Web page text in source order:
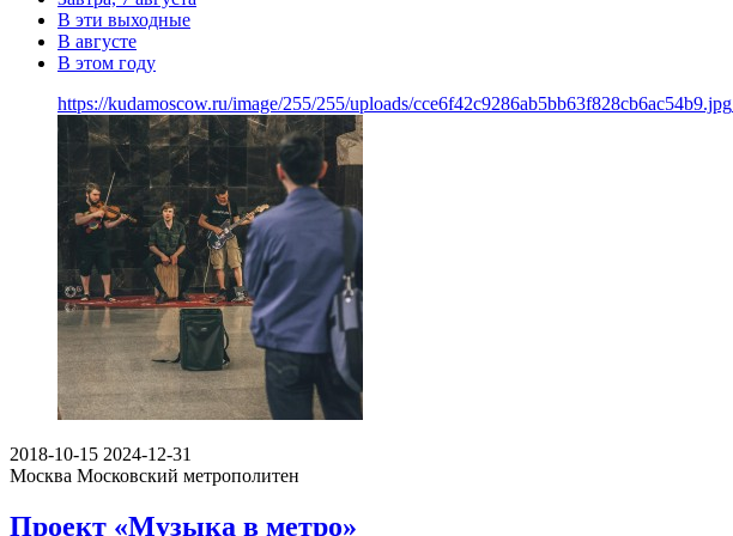
В эти выходные
В августе
В этом году
https://kudamoscow.ru/image/255/255/uploads/cce6f42c9286ab5bb63f828cb6ac54b9.jpg
2018-10-15 2024-12-31
Москва Московский метрополитен
Проект «Музыка в метро»